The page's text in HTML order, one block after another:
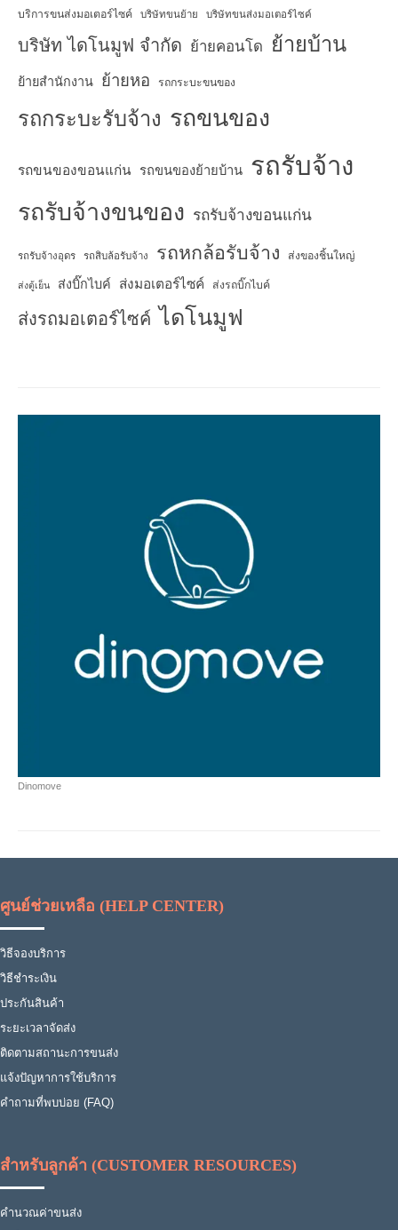
บริการขนส่งมอเตอร์ไซค์ บริษัทขนย้าย บริษัทขนส่งมอเตอร์ไซค์
บริษัท ไดโนมูฟ จำกัด ย้ายคอนโด ย้ายบ้าน
ย้ายสำนักงาน ย้ายหอ รถกระบะขนของ
รถกระบะรับจ้าง รถขนของ
รถขนของขอนแก่น รถขนของย้ายบ้าน รถรับจ้าง
รถรับจ้างขนของ รถรับจ้างขอนแก่น
รถรับจ้างอุดร รถสิบล้อรับจ้าง รถหกล้อรับจ้าง ส่งของชิ้นใหญ่
ส่งตู้เย็น ส่งบิ๊กไบค์ ส่งมอเตอร์ไซค์ ส่งรถบิ๊กไบค์
ส่งรถมอเตอร์ไซค์ ไดโนมูฟ
Dinomove
ศูนย์ช่วยเหลือ (HELP CENTER)
วิธีจองบริการ
วิธีชำระเงิน
ประกันสินค้า
ระยะเวลาจัดส่ง
ติดตามสถานะการขนส่ง
แจ้งปัญหาการใช้บริการ
คำถามที่พบบ่อย (FAQ)
สำหรับลูกค้า (CUSTOMER RESOURCES)
คำนวณค่าขนส่ง